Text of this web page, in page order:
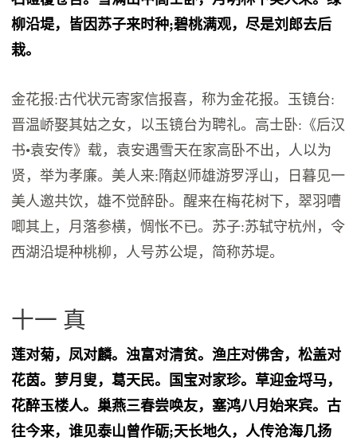
柳沿堤，皆因苏子来时种;碧桃满观，尽是刘郎去后
栽。
金花报:古代状元寄家信报喜，称为金花报。玉镜台:
晋温峤娶其姑之女，以玉镜台为聘礼。高士卧:《后汉
书•袁安传》载，袁安遇雪天在家高卧不出，人以为
贤，举为孝廉。美人来:隋赵师雄游罗浮山，日暮见一
美人邀共饮，雄不觉醉卧。醒来在梅花树下，翠羽嘈
唧其上，月落参横，惆怅不已。苏子:苏轼守杭州，令
西湖沿堤种桃柳，人号苏公堤，简称苏堤。
十一 真
莲对菊，凤对麟。浊富对清贫。渔庄对佛舍，松盖对
花茵。萝月叟，葛天民。国宝对家珍。草迎金埒马，
花醉玉楼人。巢燕三春尝唤友，塞鸿八月始来宾。古
往今来，谁见泰山曾作砺;天长地久，人传沧海几扬